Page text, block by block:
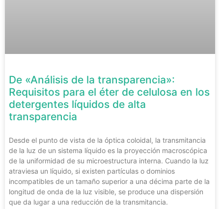
De «Análisis de la transparencia»:
Requisitos para el éter de celulosa en los
detergentes líquidos de alta
transparencia
Desde el punto de vista de la óptica coloidal, la transmitancia
de la luz de un sistema líquido es la proyección macroscópica
de la uniformidad de su microestructura interna. Cuando la luz
atraviesa un líquido, si existen partículas o dominios
incompatibles de un tamaño superior a una décima parte de la
longitud de onda de la luz visible, se produce una dispersión
que da lugar a una reducción de la transmitancia.